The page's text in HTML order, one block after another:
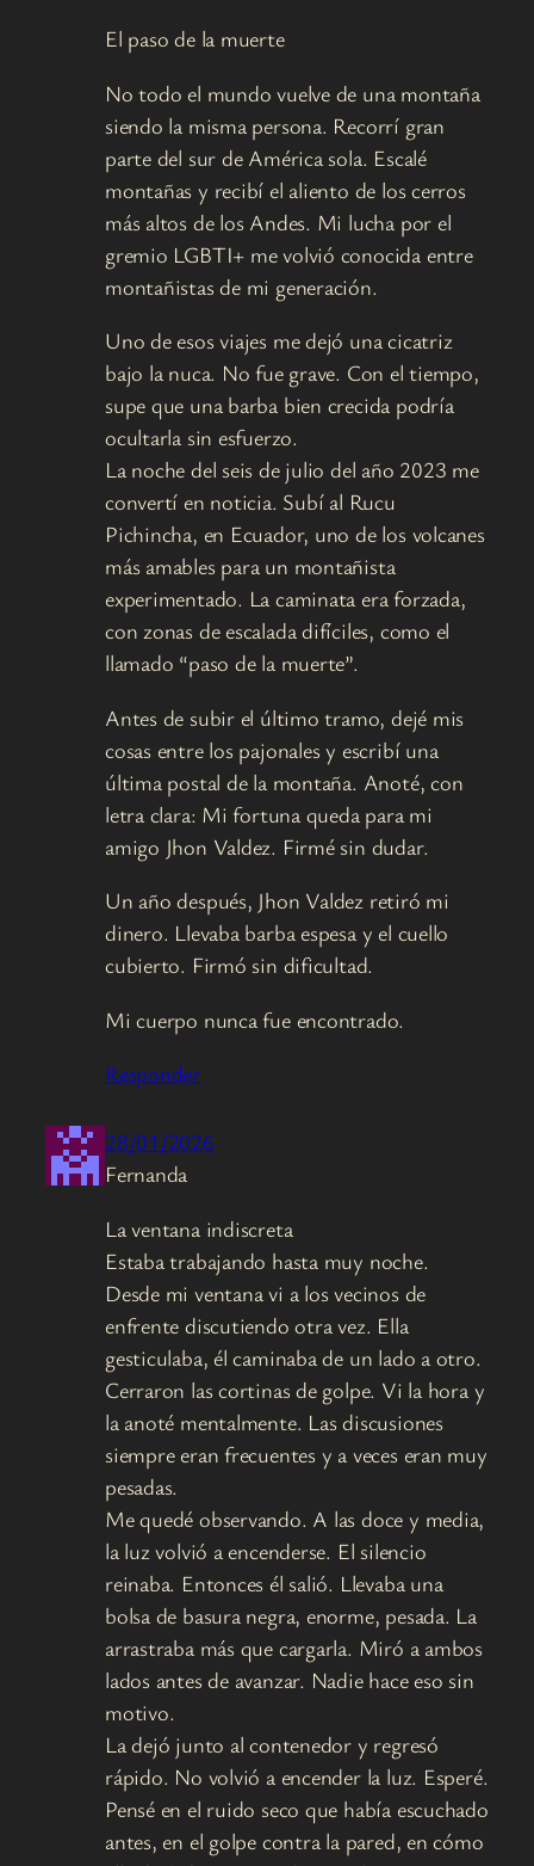
El paso de la muerte
No todo el mundo vuelve de una montaña
siendo la misma persona. Recorrí gran
parte del sur de América sola. Escalé
montañas y recibí el aliento de los cerros
más altos de los Andes. Mi lucha por el
gremio LGBTI+ me volvió conocida entre
montañistas de mi generación.
Uno de esos viajes me dejó una cicatriz
bajo la nuca. No fue grave. Con el tiempo,
supe que una barba bien crecida podría
ocultarla sin esfuerzo.
La noche del seis de julio del año 2023 me
convertí en noticia. Subí al Rucu
Pichincha, en Ecuador, uno de los volcanes
más amables para un montañista
experimentado. La caminata era forzada,
con zonas de escalada difíciles, como el
llamado “paso de la muerte”.
Antes de subir el último tramo, dejé mis
cosas entre los pajonales y escribí una
última postal de la montaña. Anoté, con
letra clara: Mi fortuna queda para mi
amigo Jhon Valdez. Firmé sin dudar.
Un año después, Jhon Valdez retiró mi
dinero. Llevaba barba espesa y el cuello
cubierto. Firmó sin dificultad.
Mi cuerpo nunca fue encontrado.
Responder
28/01/2026
Fernanda
La ventana indiscreta
Estaba trabajando hasta muy noche.
Desde mi ventana vi a los vecinos de
enfrente discutiendo otra vez. Ella
gesticulaba, él caminaba de un lado a otro.
Cerraron las cortinas de golpe. Vi la hora y
la anoté mentalmente. Las discusiones
siempre eran frecuentes y a veces eran muy
pesadas.
Me quedé observando. A las doce y media,
la luz volvió a encenderse. El silencio
reinaba. Entonces él salió. Llevaba una
bolsa de basura negra, enorme, pesada. La
arrastraba más que cargarla. Miró a ambos
lados antes de avanzar. Nadie hace eso sin
motivo.
La dejó junto al contenedor y regresó
rápido. No volvió a encender la luz. Esperé.
Pensé en el ruido seco que había escuchado
antes, en el golpe contra la pared, en cómo